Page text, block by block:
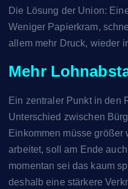
Die Lösung der Union:
Weniger Papierkram,
allem mehr Druck, wieder
Mehr
Ein zentraler Punkt in den
Unterschied zwischen
Einkommen müsse größer
arbeitet, soll am Ende
momentan sei das kaum
deshalb eine stärkere